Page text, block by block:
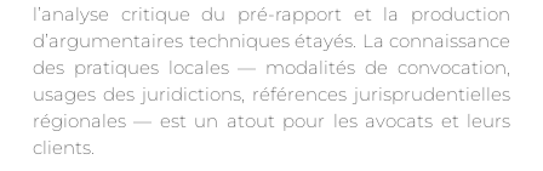
l’analyse critique du pré-rapport et la production
d’argumentaires techniques étayés. La connaissance
des pratiques locales — modalités de convocation,
usages des juridictions, références jurisprudentielles
régionales — est un atout pour les avocats et leurs
clients.